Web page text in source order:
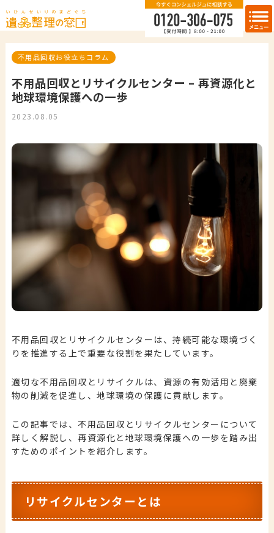
不用品回収お役立ちコラム
不用品回収とリサイクルセンター – 再資源化と
地球環境保護への一歩
2023.08.05
不用品回収とリサイクルセンターは、持続可能な環境づく
りを推進する上で重要な役割を果たしています。
適切な不用品回収とリサイクルは、資源の有効活用と廃棄
物の削減を促進し、地球環境の保護に貢献します。
この記事では、不用品回収とリサイクルセンターについて
詳しく解説し、再資源化と地球環境保護への一歩を踏み出
すためのポイントを紹介します。
リサイクルセンターとは